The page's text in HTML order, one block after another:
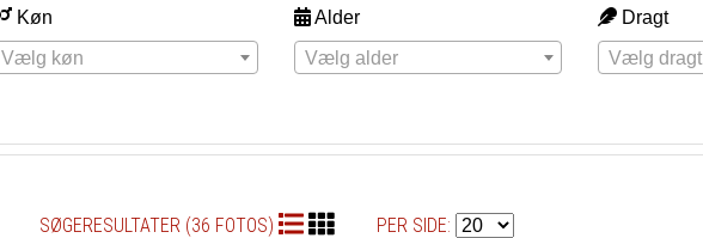
Køn
Vælg køn
Alder
Vælg alder
Dragt
Vælg dragt
SØGERESULTATER (36 FOTOS) PER SIDE: